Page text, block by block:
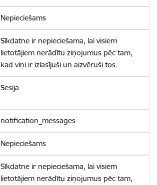
Nepieciešams
Sīkdatne ir nepieciešama, lai visiem
lietotājiem nerādītu ziņojumus pēc tam,
kad viņi ir izlasījuši un aizvēruši tos.
Sesija
notification_messages
Nepieciešams
Sīkdatne ir nepieciešama, lai visiem
lietotājiem nerādītu ziņojumus pēc tam,